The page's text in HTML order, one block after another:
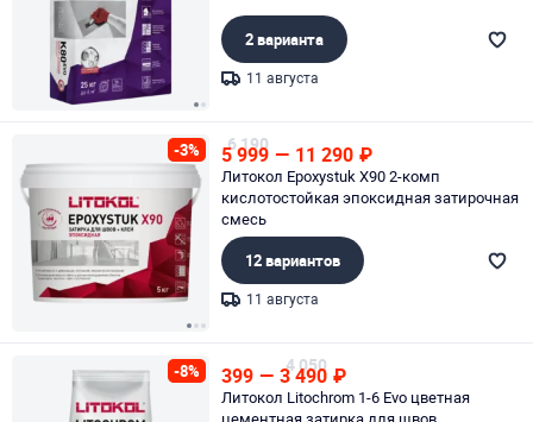
2 варианта
11 августа
-3% 6 190
5 999 — 11 290 ₽
Литокол Epoxystuk X90 2-комп
кислотостойкая эпоксидная затирочная
смесь
12 вариантов
11 августа
-8% 399 — 4 050
3 490 ₽
Литокол Litochrom 1-6 Evo цветная